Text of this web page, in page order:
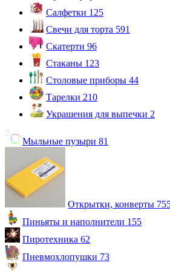
Салфетки 125
Свечи для торта 591
Скатерти 96
Стаканы 123
Столовые приборы 44
Тарелки 210
Украшения для выпечки 2
Мыльные пузыри 81
Открытки, конверты
Пиньяты и наполнители 155
Пиротехника 62
Пневмохлопушки 73